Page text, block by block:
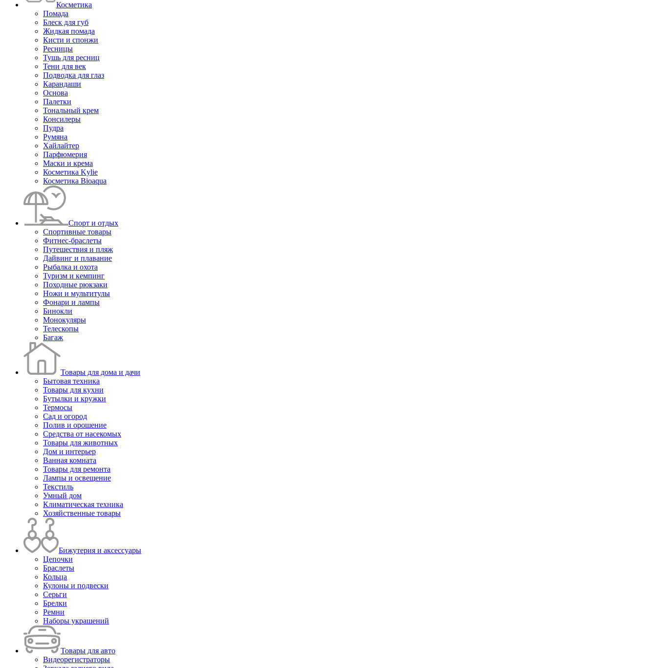
Косметика
Помада
Блеск для губ
Жидкая помада
Кисти и спонжи
Ресницы
Тушь для ресниц
Тени для век
Подводка для глаз
Карандаши
Основа
Палетки
Тональный крем
Консилеры
Пудра
Румяна
Хайлайтер
Парфюмерия
Маски и крема
Косметика Kylie
Косметика Bioaqua
Спорт и отдых
Спортивные товары
Фитнес-браслеты
Путешествия и пляж
Дайвинг и плавание
Рыбалка и охота
Туризм и кемпинг
Походные рюкзаки
Ножи и мультитулы
Фонари и лампы
Бинокли
Монокуляры
Телескопы
Багаж
Товары для дома и дачи
Бытовая техника
Товары для кухни
Бутылки и кружки
Термосы
Сад и огород
Полив и орошение
Средства от насекомых
Товары для животных
Дом и интерьер
Ванная комната
Товары для ремонта
Лампы и освещение
Текстиль
Умный дом
Климатическая техника
Хозяйственные товары
Бижутерия и аксессуары
Цепочки
Браслеты
Кольца
Кулоны и подвески
Серьги
Брелки
Ремни
Наборы украшений
Товары для авто
Видеорегистраторы